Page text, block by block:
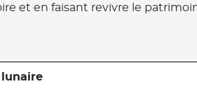
et en faisant revivre le